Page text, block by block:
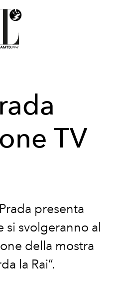
TV
presenta
si svolgeranno al
della mostra
la Rai”.